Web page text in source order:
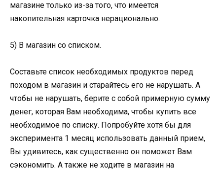
магазине только из-за того, что имеется
накопительная карточка нерационально.
5) В магазин со списком.
Составьте список необходимых продуктов перед
походом в магазин и старайтесь его не нарушать. А
чтобы не нарушать, берите с собой примерную сумму
денег, которая Вам необходима, чтобы купить все
необходимое по списку. Попробуйте хотя бы для
эксперимента 1 месяц использовать данный прием,
Вы удивитесь, как существенно он поможет Вам
сэкономить. А также не ходите в магазин на